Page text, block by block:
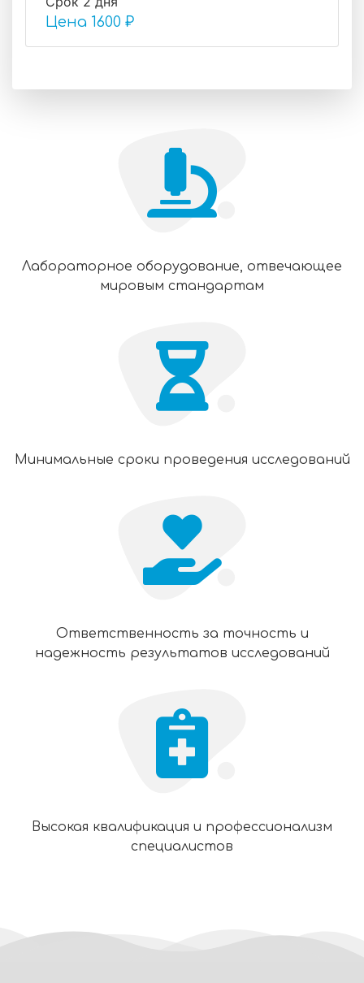
Цена 1600 ₽
Лабораторное оборудование, отвечающее
мировым стандартам
Минимальные сроки проведения исследований
Ответственность за точность и
надежность результатов исследований
Высокая квалификация и профессионализм
специалистов